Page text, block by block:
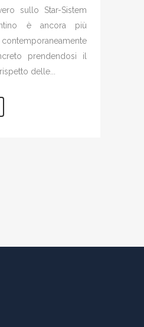
sullo Star-Sistem
è ancora più
prendendosi il
delle...